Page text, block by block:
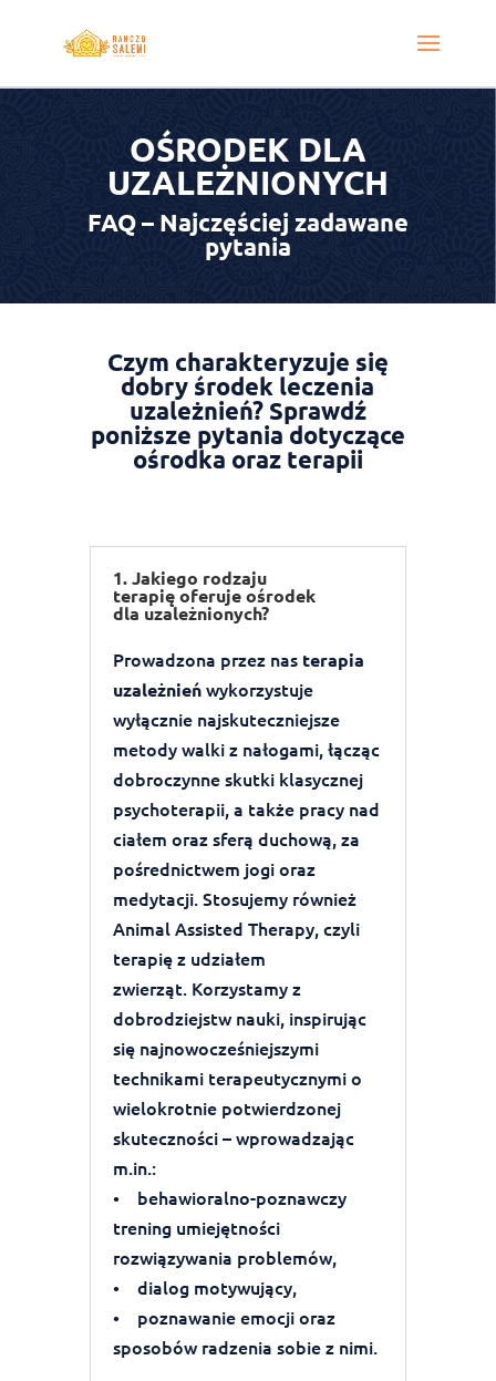
OŚRODEK DLA
UZALEŻNIONYCH
FAQ – Najczęściej zadawane
pytania
Czym charakteryzuje się
dobry środek leczenia
uzależnień? Sprawdź
poniższe pytania dotyczące
ośrodka oraz terapii
1. Jakiego rodzaju
terapię oferuje ośrodek
dla uzależnionych?
Prowadzona przez nas terapia
uzależnieńwykorzystuje
wyłącznie najskuteczniejsze
metody walki z nałogami, łącząc
dobroczynne skutki klasycznej
psychoterapii, a także pracy nad
ciałem oraz sferą duchową, za
pośrednictwem jogi oraz
medytacji. Stosujemy również
Animal Assisted Therapy, czyli
terapię z udziałem
zwierząt. Korzystamy z
dobrodziejstw nauki, inspirując
się najnowocześniejszymi
technikami terapeutycznymi o
wielokrotnie potwierdzonej
skuteczności – wprowadzając
m.in.:
• behawioralno-poznawczy
trening umiejętności
rozwiązywania problemów,
• dialog motywujący,
• poznawanie emocji oraz
sposobów radzenia sobie z nimi.